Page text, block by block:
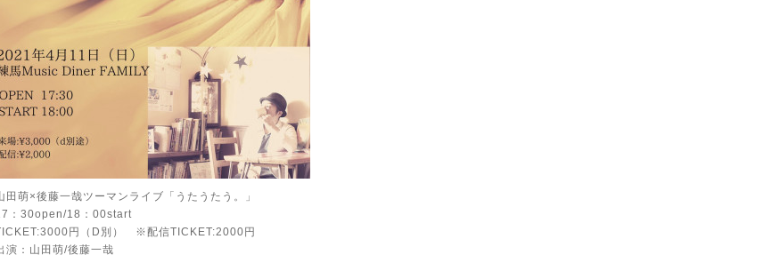
田萌×後藤一哉ツーマンライブ「うたうたう。」
：30open/18：00start
円（D別） ※配信TICKET:2000円
演：山田萌/後藤一哉